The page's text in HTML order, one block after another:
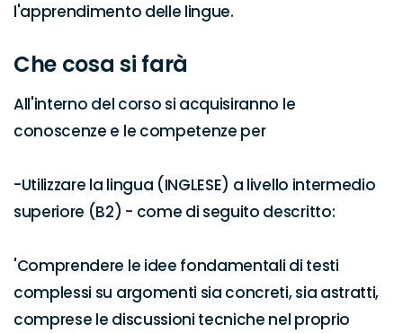
l'apprendimento delle lingue.
Che cosa si farà
All'interno del corso si acquisiranno le
conoscenze e le competenze per
-Utilizzare la lingua (INGLESE) a livello intermedio
superiore (B2) - come di seguito descritto:
'Comprendere le idee fondamentali di testi
complessi su argomenti sia concreti, sia astratti,
comprese le discussioni tecniche nel proprio